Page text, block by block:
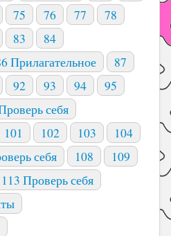
75 76 77
78
83
84
Прилагательное
87
92 93 94
95
себя
101 102 103
104
себя 108
109
113 Проверь себя